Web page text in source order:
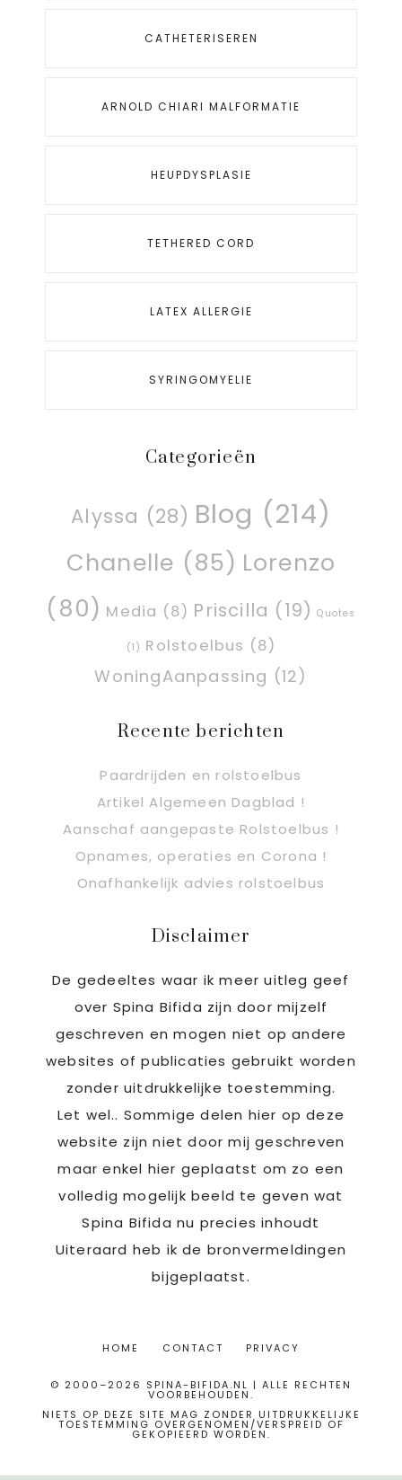
CATHETERISEREN
ARNOLD CHIARI MALFORMATIE
HEUPDYSPLASIE
TETHERED CORD
LATEX ALLERGIE
SYRINGOMYELIE
Categorieën
Alyssa (28) Blog (214)
Chanelle (85) Lorenzo
(80) Media (8) Priscilla (19) Quotes
(1) Rolstoelbus (8)
WoningAanpassing (12)
Recente berichten
Paardrijden en rolstoelbus
Artikel Algemeen Dagblad !
Aanschaf aangepaste Rolstoelbus !
Opnames, operaties en Corona !
Onafhankelijk advies rolstoelbus
Disclaimer
De gedeeltes waar ik meer uitleg geef
over Spina Bifida zijn door mijzelf
geschreven en mogen niet op andere
websites of publicaties gebruikt worden
zonder uitdrukkelijke toestemming.
Let wel.. Sommige delen hier op deze
website zijn niet door mij geschreven
maar enkel hier geplaatst om zo een
volledig mogelijk beeld te geven wat
Spina Bifida nu precies inhoudt
Uiteraard heb ik de bronvermeldingen
bijgeplaatst.
HOME CONTACT PRIVACY
© 2000–2026 SPINA-BIFIDA.NL | ALLE RECHTEN
VOORBEHOUDEN.
NIETS OP DEZE SITE MAG ZONDER UITDRUKKELIJKE
TOESTEMMING OVERGENOMEN/VERSPREID OF
GEKOPIEERD WORDEN.